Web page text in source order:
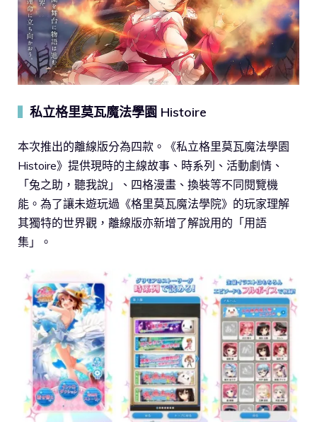
私立格里莫瓦魔法學園 Histoire
本次推出的離線版分為四款。《私立格里莫瓦魔法學園
Histoire》提供現時的主線故事、時系列、活動劇情、
「兔之助，聽我說」、四格漫畫、換裝等不同閱覽機
能。為了讓未遊玩過《格里莫瓦魔法學院》的玩家理解
其獨特的世界觀，離線版亦新增了解說用的「用語
集」。